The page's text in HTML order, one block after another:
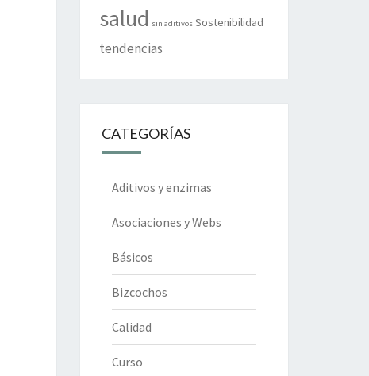
salud sin aditivos Sostenibilidad
tendencias
CATEGORÍAS
Aditivos y enzimas
Asociaciones y Webs
Básicos
Bizcochos
Calidad
Curso